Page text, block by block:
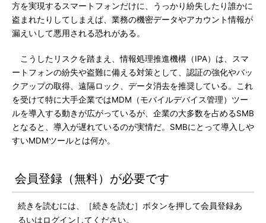
方を実現するスマートフォンだけに、うっかり紛失したり誰かに
盗まれたりしてしまえば、業務の機密データやアカウント情報が
漏えいして悪用される恐れがある。
こうしたリスクを踏まえ、情報処理推進機構（IPA）は、スマ
ートフォンの紛失や盗難に備える対策として、認証の強化やバッ
クアップの取得、遠隔ロック、データ消去を推奨している。これ
を受けて特に大手企業ではMDM（モバイルデバイス管理）ツー
ルを導入する動きが広がっているが、企業の大多数を占めるSMB
となると、導入が遅れているのが実情だ。SMBにとって導入しや
すいMDMツールとは何か。
会員登録（無料）が必要です
続きを読むには、［続きを読む］ボタンを押して会員登録あ
るいはログインしてください。